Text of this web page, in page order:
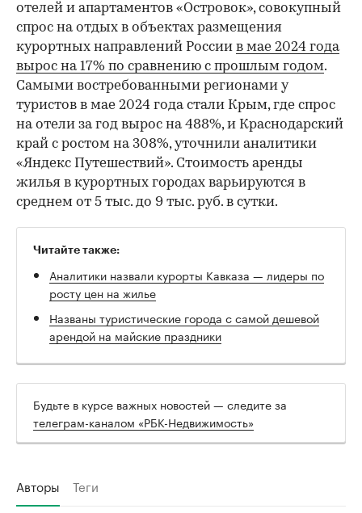
отелей и апартаментов «Островок», совокупный
спрос на отдых в объектах размещения
курортных направлений России в мае 2024 года
вырос на 17% по сравнению с прошлым годом.
Самыми востребованными регионами у
туристов в мае 2024 года стали Крым, где спрос
на отели за год вырос на 488%, и Краснодарский
край с ростом на 308%, уточнили аналитики
«Яндекс Путешествий». Стоимость аренды
жилья в курортных городах варьируются в
среднем от 5 тыс. до 9 тыс. руб. в сутки.
Читайте также:
Аналитики назвали курорты Кавказа — лидеры по
росту цен на жилье
Названы туристические города с самой дешевой
арендой на майские праздники
Будьте в курсе важных новостей — следите за
телеграм-каналом «РБК-Недвижимость»
Авторы Теги